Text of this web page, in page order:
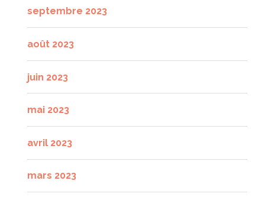
septembre 2023
août 2023
juin 2023
mai 2023
avril 2023
mars 2023